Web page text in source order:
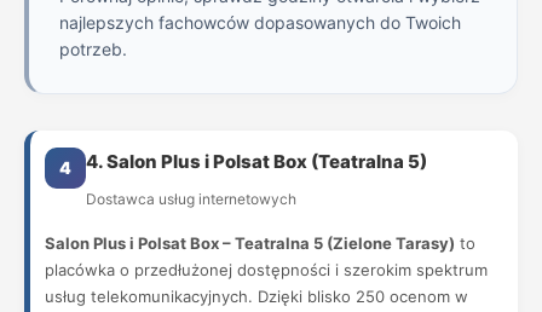
najlepszych fachowców dopasowanych do Twoich
potrzeb.
4 4. Salon Plus i Polsat Box (Teatralna 5)
Dostawca usług internetowych
Salon Plus i Polsat Box – Teatralna 5 (Zielone Tarasy) to
placówka o przedłużonej dostępności i szerokim spektrum
usług telekomunikacyjnych. Dzięki blisko 250 ocenom w